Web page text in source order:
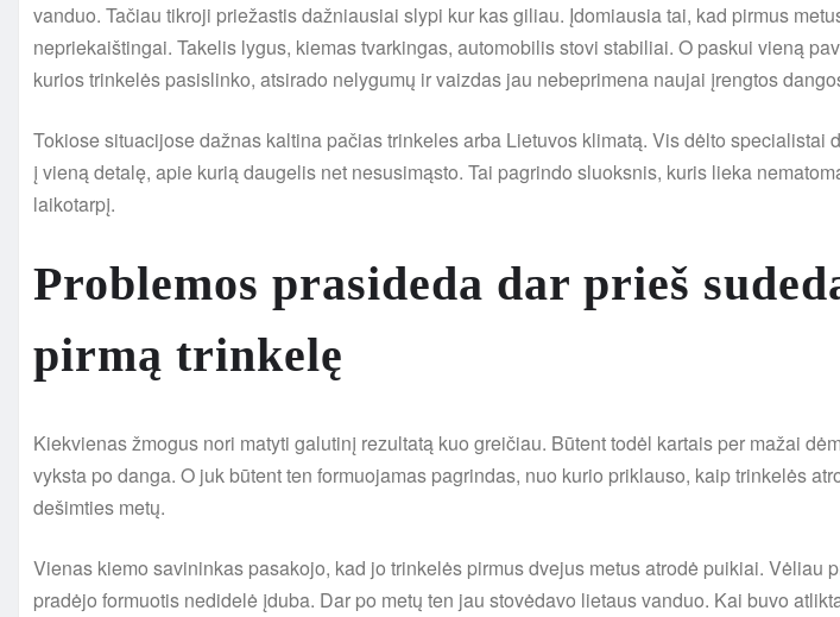
vanduo. Tačiau tikroji priežastis dažniausiai slypi kur kas giliau. Įdomiausia tai, kad pirmus
nepriekaištingai. Takelis lygus, kiemas tvarkingas, automobilis stovi stabiliai. O paskui vieną
kurios trinkelės pasislinko, atsirado nelygumų ir vaizdas jau nebeprimena naujai įrengtos
Tokiose situacijose dažnas kaltina pačias trinkeles arba Lietuvos klimatą. Vis dėlto specialistai
į vieną detalę, apie kurią daugelis net nesusimąsto. Tai pagrindo sluoksnis, kuris lieka
laikotarpį.
Problemos prasideda dar prieš
pirmą trinkelę
Kiekvienas žmogus nori matyti galutinį rezultatą kuo greičiau. Būtent todėl kartais per mažai
vyksta po danga. O juk būtent ten formuojamas pagrindas, nuo kurio priklauso, kaip trinkelės
dešimties metų.
Vienas kiemo savininkas pasakojo, kad jo trinkelės pirmus dvejus metus atrodė puikiai. Vėliau
pradėjo formuotis nedidelė įduba. Dar po metų ten jau stovėdavo lietaus vanduo. Kai buvo